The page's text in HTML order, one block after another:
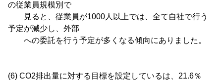
の従業員規模別で
見ると、従業員が1000人以上では、全て自社で行う
予定が減少し、外部
への委託を行う予定が多くなる傾向にありました。
(6) CO2排出量に対する目標を設定しているは、21.6％